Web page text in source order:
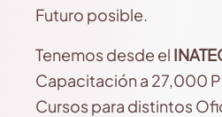
Futuro posible.
Tenemos desde el
Capacitación a 27,000
Cursos para distintos